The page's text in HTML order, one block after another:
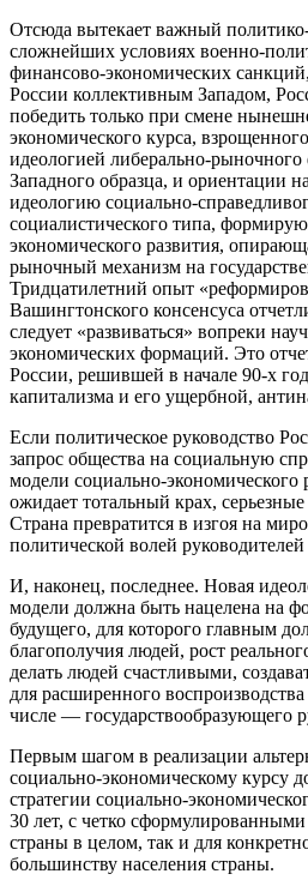
Отсюда вытекает важный
сложнейших условиях военно-
финансово-экономических
России коллективным Западом,
победить только при смене
экономического курса,
идеологией либерально-
Западного образца, и ориентации
идеологию социально-
социалистического типа,
экономического развития,
рыночный механизм на
Тридцатилетний опыт
Вашингтонского консенсуса
следует «развиваться» вопреки
экономических формаций. Это
России, решившей в начале 90-х
капитализма и его ущербной,
Если политическое руководство
запрос общества на социальную
модели социально-экономического
ожидает тотальный крах,
Страна превратится в изгоя на
политической волей руководителей
И, наконец, последнее. Новая
модели должна быть нацелена на
будущего, для которого главным
благополучия людей, рост
делать людей счастливыми,
для расширенного
числе — государствообразующего
Первым шагом в реализации
социально-экономическому курсу
стратегии социально-
30 лет, с четко
страны в целом, так и для
большинству населения страны.